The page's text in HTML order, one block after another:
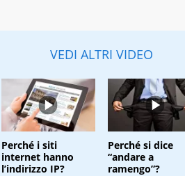
VEDI ALTRI VIDEO
Perché i siti
internet hanno
l’indirizzo IP?
Perché si dice
“andare a
ramengo”?